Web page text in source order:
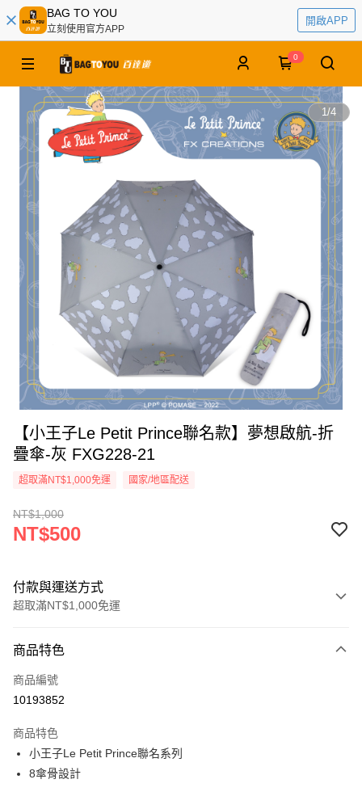
BAG TO YOU
立刻使用官方APP
開啟APP
0
1/4
【小王子Le Petit Prince聯名款】夢想啟航-折
疊傘-灰 FXG228-21
超取滿NT$1,000免運 國家/地區配送
NT$1,000
NT$500
付款與運送方式
超取滿NT$1,000免運
信用卡一次付款
信用卡分期付款
合作金庫商業銀行
華南商業銀行
上海商業儲蓄銀行
6 期 0 利率 每期
華南商業銀行
超商取貨付款
商品特色
商品編號
10193852
商品特色
小王子Le Petit Prince聯名系列
8傘骨設計